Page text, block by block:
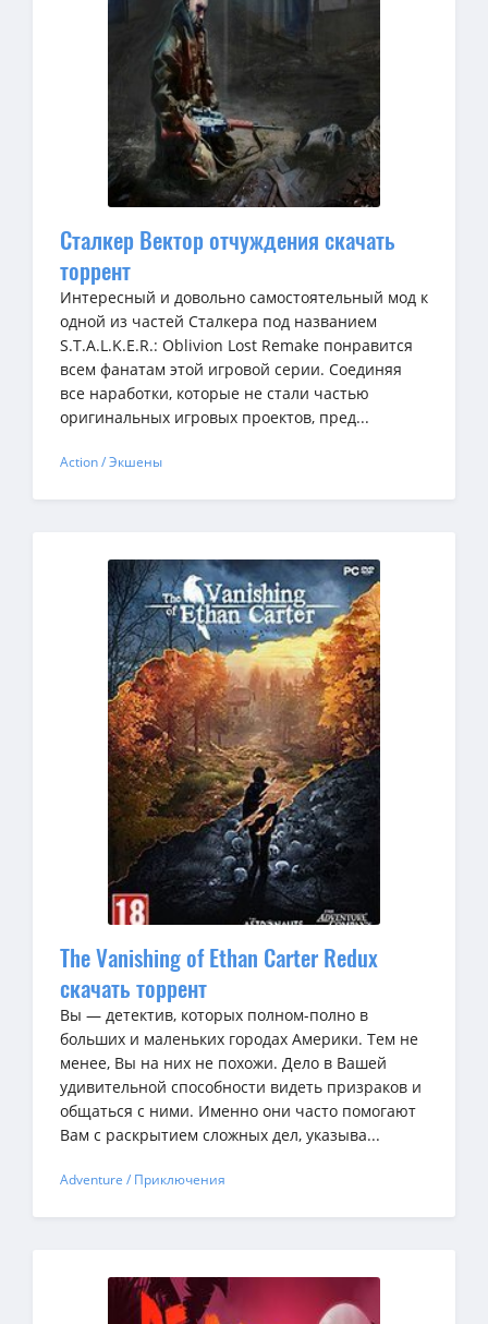
Сталкер Вектор отчуждения скачать
торрент
Интересный и довольно самостоятельный мод к
одной из частей Сталкера под названием
S.T.A.L.K.E.R.: Oblivion Lost Remake понравится
всем фанатам этой игровой серии. Соединяя
все наработки, которые не стали частью
оригинальных игровых проектов, пред...
Action / Экшены
The Vanishing of Ethan Carter Redux
скачать торрент
Вы — детектив, которых полном-полно в
больших и маленьких городах Америки. Тем не
менее, Вы на них не похожи. Дело в Вашей
удивительной способности видеть призраков и
общаться с ними. Именно они часто помогают
Вам с раскрытием сложных дел, указыва...
Adventure / Приключения